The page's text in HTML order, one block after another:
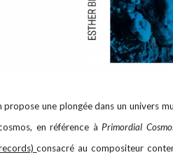
propose une plongée dans un univers
en référence à Primordial
consacré au compositeur